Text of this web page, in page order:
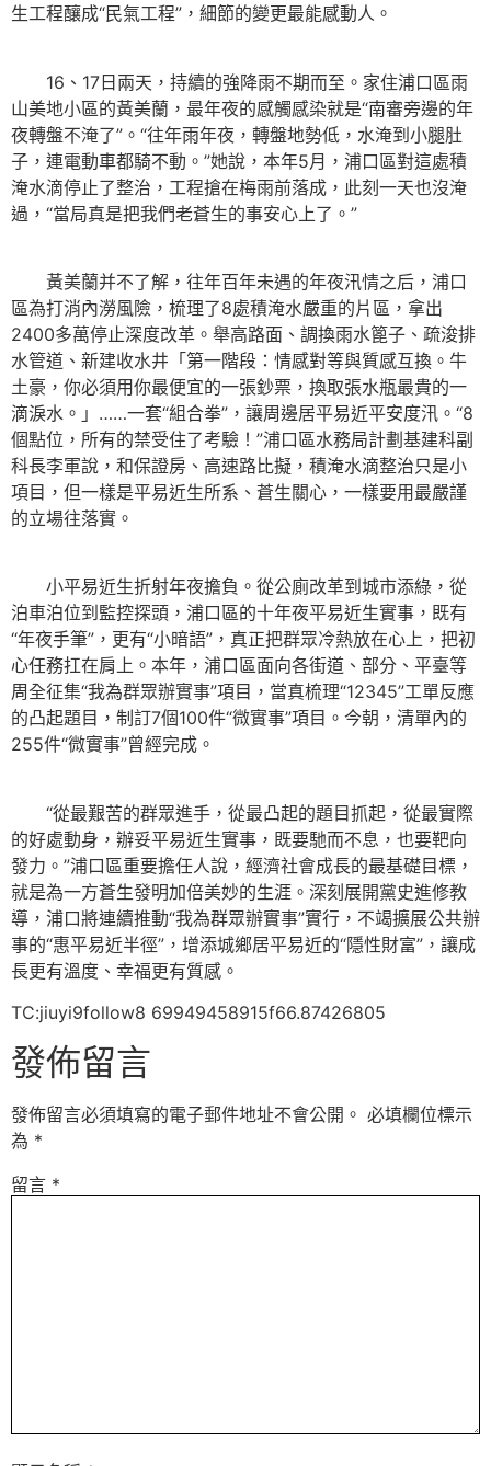
生工程釀成“民氣工程”，細節的變更最能感動人。
16、17日兩天，持續的強降雨不期而至。家住浦口區雨
山美地小區的黃美蘭，最年夜的感觸感染就是“南審旁邊的年
夜轉盤不淹了”。“往年雨年夜，轉盤地勢低，水淹到小腿肚
子，連電動車都騎不動。”她說，本年5月，浦口區對這處積
淹水滴停止了整治，工程搶在梅雨前落成，此刻一天也沒淹
過，“當局真是把我們老蒼生的事安心上了。”
黃美蘭并不了解，往年百年未遇的年夜汛情之后，浦口
區為打消內澇風險，梳理了8處積淹水嚴重的片區，拿出
2400多萬停止深度改革。舉高路面、調換雨水篦子、疏浚排
水管道、新建收水井「第一階段：情感對等與質感互換。牛
土豪，你必須用你最便宜的一張鈔票，換取張水瓶最貴的一
滴淚水。」……一套“組合拳”，讓周邊居平易近平安度汛。“8
個點位，所有的禁受住了考驗！”浦口區水務局計劃基建科副
科長李軍說，和保證房、高速路比擬，積淹水滴整治只是小
項目，但一樣是平易近生所系、蒼生關心，一樣要用最嚴謹
的立場往落實。
小平易近生折射年夜擔負。從公廁改革到城市添綠，從
泊車泊位到監控探頭，浦口區的十年夜平易近生實事，既有
“年夜手筆”，更有“小暗語”，真正把群眾冷熱放在心上，把初
心任務扛在肩上。本年，浦口區面向各街道、部分、平臺等
周全征集“我為群眾辦實事”項目，當真梳理“12345”工單反應
的凸起題目，制訂7個100件“微實事”項目。今朝，清單內的
255件“微實事”曾經完成。
“從最艱苦的群眾進手，從最凸起的題目抓起，從最實際
的好處動身，辦妥平易近生實事，既要馳而不息，也要靶向
發力。”浦口區重要擔任人說，經濟社會成長的最基礎目標，
就是為一方蒼生發明加倍美妙的生涯。深刻展開黨史進修教
導，浦口將連續推動“我為群眾辦實事”實行，不竭擴展公共辦
事的“惠平易近半徑”，增添城鄉居平易近的“隱性財富”，讓成
長更有溫度、幸福更有質感。
TC:jiuyi9follow8 69949458915f66.87426805
發佈留言
發佈留言必須填寫的電子郵件地址不會公開。 必填欄位標示
為 *
留言 *